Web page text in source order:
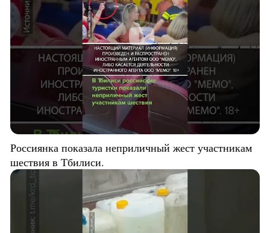
Россиянка показала неприличный жест участникам
шествия в Тбилиси.